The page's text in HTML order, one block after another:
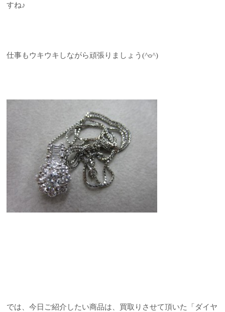
すね♪
仕事もウキウキしながら頑張りましょう(^o^)
では、今日ご紹介したい商品は、買取りさせて頂いた「ダイヤ